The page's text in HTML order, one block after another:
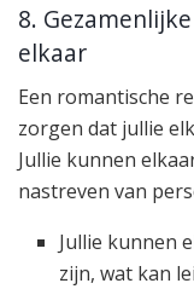
8.
elkaar
Een romantische
zorgen dat jullie
Jullie kunnen
nastreven van
Jullie kunnen
zijn, wat kan